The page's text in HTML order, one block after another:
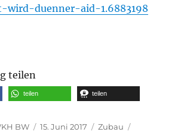
duenner-aid-1.6883198
teilen
teilen teilen
BW
Veröffentlicht
15. Juni 2017 Kategorien
Zubau